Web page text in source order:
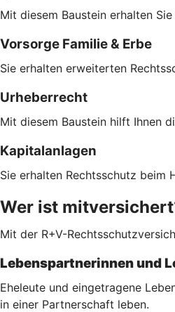
Mit diesem Baustein erhalten
Vorsorge Familie & Erbe
Sie erhalten erweiterten
Urheberrecht
Mit diesem Baustein hilft Ihnen
Kapitalanlagen
Sie erhalten Rechtsschutz beim
Wer ist
Mit der R+V-
Lebenspartnerinnen und
Eheleute und eingetragene
in einer Partnerschaft leben.